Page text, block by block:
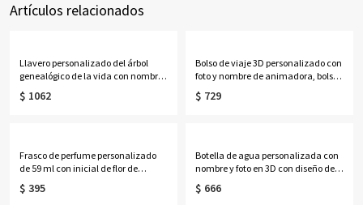
Artículos relacionados
Llavero personalizado del árbol
genealógico de la vida con nombres
de 1 a 13 niños
$ 1062
Bolso de viaje 3D personalizado con
foto y nombre de animadora, bolso
impermeable para fin de semana
con correa para el hombro, bolso
$ 729
Frasco de perfume personalizado
de 59 ml con inicial de flor de
nacimiento y efecto nácar,
recuerdo para despedida de soltera,
$ 395
Botella de agua personalizada con
nombre y foto en 3D con diseño de
animadora y degradado, vaso
deportivo de 946 ml con tapa
$ 666